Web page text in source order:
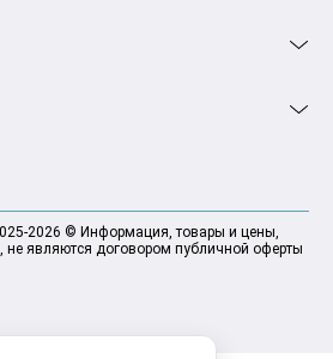
2026 © Информация, товары и цены,
не являются договором публичной оферты